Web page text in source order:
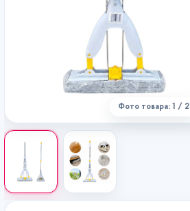
Фото товара: 1 / 2